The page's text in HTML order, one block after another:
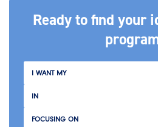
Ready to find your